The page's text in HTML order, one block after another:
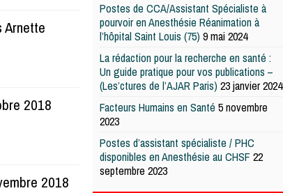
2018
2018
Postes de CCA/Assistant Spécialiste à
pourvoir en Anesthésie Réanimation à
l’hôpital Saint Louis (75) 9 mai 2024
La rédaction pour la recherche en santé :
Un guide pratique pour vos publications –
(Les’ctures de l’AJAR Paris) 23 janvier 2024
Facteurs Humains en Santé 5 novembre
2023
Postes d’assistant spécialiste / PHC
disponibles en Anesthésie au CHSF 22
septembre 2023